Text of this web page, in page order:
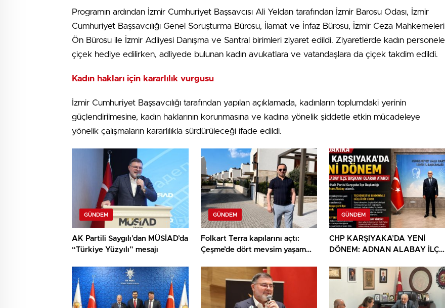
Programın ardından İzmir Cumhuriyet Başsavcısı Ali Yeldan tarafından İzmir Barosu Odası, İzmir
Cumhuriyet Başsavcılığı Genel Soruşturma Bürosu, İlamat ve İnfaz Bürosu, İzmir Ceza Mahkemeleri
Ön Bürosu ile İzmir Adliyesi Danışma ve Santral birimleri ziyaret edildi. Ziyaretlerde kadın personele
çiçek hediye edilirken, adliyede bulunan kadın avukatlara ve vatandaşlara da çiçek takdim edildi.
Kadın hakları için kararlılık vurgusu
İzmir Cumhuriyet Başsavcılığı tarafından yapılan açıklamada, kadınların toplumdaki yerinin
güçlendirilmesine, kadın haklarının korunmasına ve kadına yönelik şiddetle etkin mücadeleye
yönelik çalışmaların kararlılıkla sürdürüleceği ifade edildi.
GÜNDEM
AK Partili Saygılı’dan MÜSİAD’da
“Türkiye Yüzyılı” mesajı
GÜNDEM
Folkart Terra kapılarını açtı:
Çeşme’de dört mevsim yaşam
GÜNDEM
CHP KARŞIYAKA’DA YENİ
DÖNEM: ADNAN ALABAY İLÇE